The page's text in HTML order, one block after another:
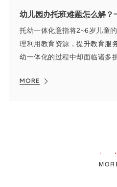
幼儿园办托班难题怎么解？
托幼一体化意指将2~6岁儿童
理利用教育资源，提升教育服
幼一体化的过程中却面临诸多
MORE